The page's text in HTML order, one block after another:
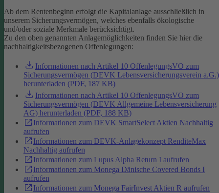
Ab dem Rentenbeginn erfolgt die Kapitalanlage ausschließlich in
unserem Sicherungsvermögen, welches ebenfalls ökologische
und/oder soziale Merkmale berücksichtigt.
Zu den oben genannten Anlagemöglichkeiten finden Sie hier die
nachhaltigkeitsbezogenen Offenlegungen:
Informationen nach Artikel 10 OffenlegungsVO zum
Sicherungsvermögen (DEVK Lebensversicherungsverein a.G.)
herunterladen (PDF, 187 KB)
Informationen nach Artikel 10 OffenlegungsVO zum
Sicherungsvermögen (DEVK Allgemeine Lebensversicherung
AG) herunterladen (PDF, 188 KB)
Informationen zum DEVK SmartSelect Aktien Nachhaltig
aufrufen
Informationen zum DEVK-Anlagekonzept RenditeMax
Nachhaltig aufrufen
Informationen zum Lupus Alpha Return I aufrufen
Informationen zum Monega Dänische Covered Bonds I
aufrufen
Informationen zum Monega FairInvest Aktien R aufrufen